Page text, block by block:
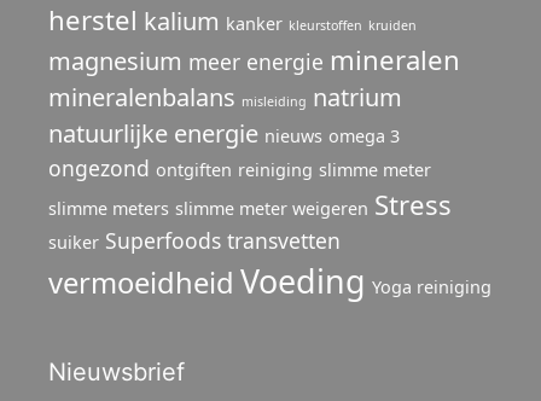
herstel kalium kanker kleurstoffen kruiden
magnesium meer energie mineralen
mineralenbalans misleiding natrium
natuurlijke energie nieuws omega 3
ongezond ontgiften reiniging slimme meter
slimme meters slimme meter weigeren Stress
suiker Superfoods transvetten
vermoeidheid Voeding Yoga reiniging
Nieuwsbrief